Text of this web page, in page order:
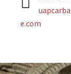
e.com